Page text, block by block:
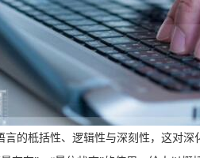
的柢括性、逻辑性与深刻性，这对深